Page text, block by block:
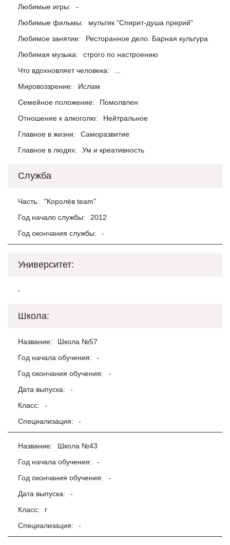
Любимые игры:
-
Любимые фильмы:
мультик "Спирит-душа прерий"
Любимое занятие:
Ресторанное дело. Барная культура
Любимая музыка:
строго по настроению
Что вдохновляет человека:
Мировоззрение:
Ислам
Семейное положение:
Помолвлен
Отношение к алкоголю:
Нейтральное
Главное в жизни:
Саморазвитие
Главное в людях:
Ум и креативность
Служба
Часть:
"Королёв team"
Год начало службы:
2012
Год окончания службы:
-
Университет:
-
Школа:
Название:
Школа №57
Год начала обучения:
-
Год окончания обучения:
-
Дата выпуска:
-
Класс:
-
Специализация:
-
Название:
Школа №43
Год начала обучения:
-
Год окончания обучения:
-
Дата выпуска:
-
Класс:
г
Специализация:
-